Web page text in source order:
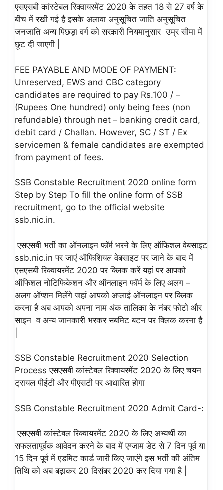
एसएसबी कांस्टेबल रिक्वायरमेंट 2020 के तहत 18 से 27 वर्ष के
बीच में रखी गई है इसके अलावा अनुसूचित जाति अनुसूचित
जनजाति अन्य पिछड़ा वर्ग को सरकारी नियमानुसार उम्र सीमा में
छूट दी जाएगी |
FEE PAYABLE AND MODE OF PAYMENT:
Unreserved, EWS and OBC category
candidates are required to pay Rs.100 / –
(Rupees One hundred) only being fees (non
refundable) through net – banking credit card,
debit card / Challan. However, SC / ST / Ex
servicemen & female candidates are exempted
from payment of fees.
SSB Constable Recruitment 2020 online form
Step by Step To fill the online form of SSB
recruitment, go to the official website
ssb.nic.in.
एसएसबी भर्ती का ऑनलाइन फॉर्म भरने के लिए ऑफिशल वेबसाइट
ssb.nic.in पर जाएं ऑफिशियल वेबसाइट पर जाने के बाद में
एसएसबी रिक्वायरमेंट 2020 पर क्लिक करें यहां पर आपको
ऑफिशल नोटिफिकेशन और ऑनलाइन फॉर्म के लिए अलग –
अलग ऑप्शन मिलेंगे जहां आपको अप्लाई ऑनलाइन पर क्लिक
करना है अब आपको अपना नाम अंक तालिका के नंबर फोटो और
साइन व अन्य जानकारी भरकर सबमिट बटन पर क्लिक करना है
SSB Constable Recruitment 2020 Selection
Process एसएसबी कांस्टेबल रिक्वायरमेंट 2020 के लिए चयन
ट्रायल पीईटी और पीएसटी पर आधारित होगा
SSB Constable Recruitment 2020 Admit Card-:
एसएसबी कांस्टेबल रिक्वायरमेंट 2020 के लिए अभ्यर्थी का
सफलतापूर्वक आवेदन करने के बाद में एग्जाम डेट से 7 दिन पूर्व या
15 दिन पूर्व में एडमिट कार्ड जारी किए जाएंगे इस भर्ती की अंतिम
तिथि को अब बढ़ाकर 20 दिसंबर 2020 कर दिया गया है |